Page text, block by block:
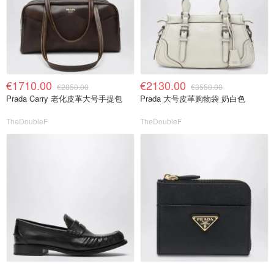
€1710.00 €2850.00
Prada Carry 老化皮革大号手提包
TheDoubleF
€2130.00 €3550.00
Prada 大号皮革购物袋 奶白色
TheDoubleF